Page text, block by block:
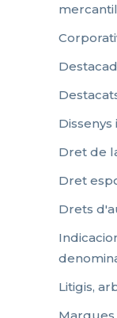
Dret de
Dret
Drets
Litigis,